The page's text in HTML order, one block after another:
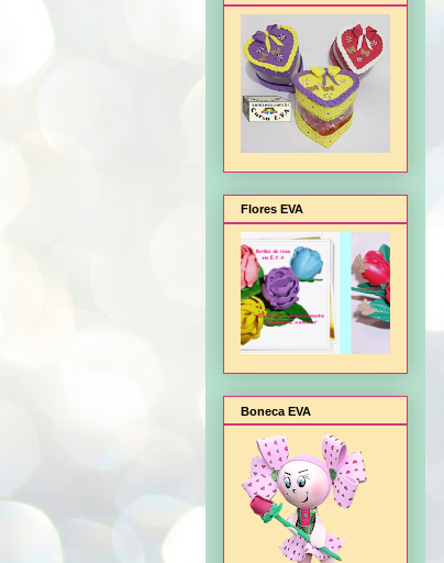
Flores EVA
Boneca EVA